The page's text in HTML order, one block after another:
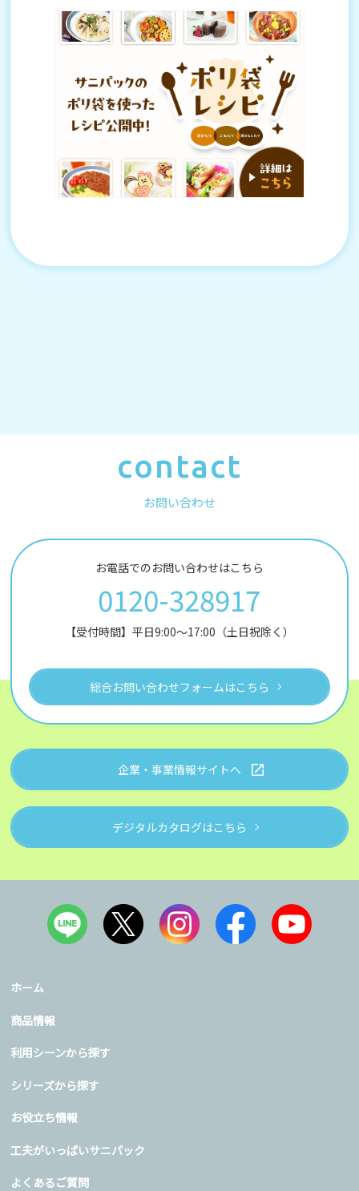
contact
お問い合わせ
お電話でのお問い合わせはこちら
0120-328917
【受付時間】平日9:00～17:00（土日祝除く）
総合お問い合わせフォームはこちら
企業・事業情報サイトへ
デジタルカタログはこちら
ホーム
商品情報
利用シーンから探す
シリーズから探す
お役立ち情報
工夫がいっぱいサニパック
よくあるご質問